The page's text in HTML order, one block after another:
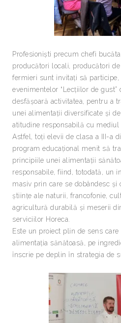
Profesioniști precum chefi
producători locali, producători
fermieri sunt invitați să participe,
evenimentelor “Lecțiilor de
desfășoară activitatea, pentru a
unei alimentații diversificate și
atitudine responsabilă cu mediul
Astfel, toți elevii de clasa a III-a
program educațional menit să
principiile unei alimentații
responsabile, fiind, totodată, un
masiv prin care se dobândesc și
științe ale naturii, francofonie,
agricultură durabilă și meserii
serviciilor Horeca.
Este un proiect plin de sens
alimentația sănătoasă, pe
înscrie pe deplin în strategia de